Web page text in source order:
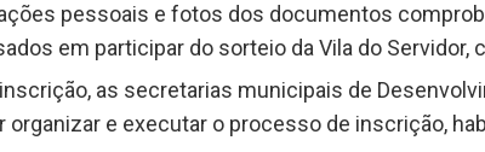
pessoais e fotos dos documentos
em participar do sorteio da Vila do
as secretarias municipais de
organizar e executar o processo de inscrição,